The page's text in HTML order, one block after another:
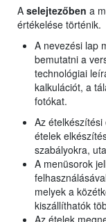
A selejtezőben a
értékelése történik.
A nevezési lap
bemutatni a
technológiai
kalkulációt, a
fotókat.
Az
ételek
szabályokra,
A menüsorok
melyek a
kiszállíthatók